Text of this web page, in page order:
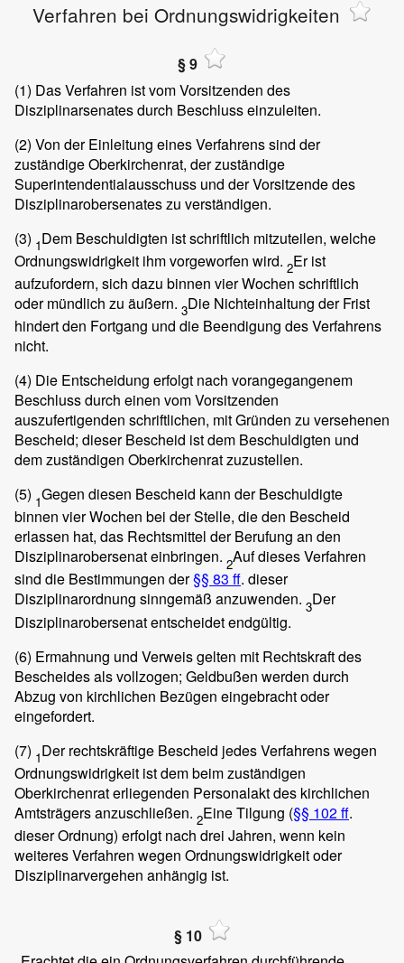
Verfahren bei Ordnungswidrigkeiten
§ 9
(1) Das Verfahren ist vom Vorsitzenden des
Disziplinarsenates durch Beschluss einzuleiten.
(2) Von der Einleitung eines Verfahrens sind der
zuständige Oberkirchenrat, der zuständige
Superintendentialausschuss und der Vorsitzende des
Disziplinarobersenates zu verständigen.
(3) 1Dem Beschuldigten ist schriftlich mitzuteilen, welche
Ordnungswidrigkeit ihm vorgeworfen wird. 2Er ist
aufzufordern, sich dazu binnen vier Wochen schriftlich
oder mündlich zu äußern. 3Die Nichteinhaltung der Frist
hindert den Fortgang und die Beendigung des Verfahrens
nicht.
(4) Die Entscheidung erfolgt nach vorangegangenem
Beschluss durch einen vom Vorsitzenden
auszufertigenden schriftlichen, mit Gründen zu versehenen
Bescheid; dieser Bescheid ist dem Beschuldigten und
dem zuständigen Oberkirchenrat zuzustellen.
(5) 1Gegen diesen Bescheid kann der Beschuldigte
binnen vier Wochen bei der Stelle, die den Bescheid
erlassen hat, das Rechtsmittel der Berufung an den
Disziplinarobersenat einbringen. 2Auf dieses Verfahren
sind die Bestimmungen der§§ 83 ff. dieser
Disziplinarordnung sinngemäß anzuwenden. 3Der
Disziplinarobersenat entscheidet endgültig.
(6) Ermahnung und Verweis gelten mit Rechtskraft des
Bescheides als vollzogen; Geldbußen werden durch
Abzug von kirchlichen Bezügen eingebracht oder
eingefordert.
(7) 1Der rechtskräftige Bescheid jedes Verfahrens wegen
Ordnungswidrigkeit ist dem beim zuständigen
Oberkirchenrat erliegenden Personalakt des kirchlichen
Amtsträgers anzuschließen. 2Eine Tilgung (§§ 102 ff.
dieser Ordnung) erfolgt nach drei Jahren, wenn kein
weiteres Verfahren wegen Ordnungswidrigkeit oder
Disziplinarvergehen anhängig ist.
§ 10